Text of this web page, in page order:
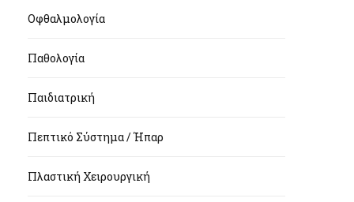
Οφθαλμολογία
Παθολογία
Παιδιατρική
Πεπτικό Σύστημα / Ήπαρ
Πλαστική Χειρουργική